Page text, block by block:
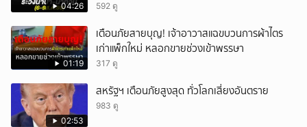
04:26 592 ดู
01:19
เตือนภัยสายบุญ! เจ้าอาวาสแฉขบวนการผ้าไตร
เก่าแพ็กใหม่ หลอกขายช่วงเข้าพรรษา
317 ดู
02:53
สหรัฐฯ เตือนภัยสูงสุด ทั่วโลกเสี่ยงอันตราย
983 ดู